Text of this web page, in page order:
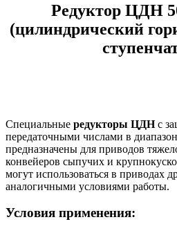
Редуктор ЦДН
(цилиндрический
Специальные редукторы ЦДНс
передаточными числами в
предназначены для приводов
конвейеров сыпучих и
могут использоваться в приводах
аналогичными условиями работы.
Условия применения: